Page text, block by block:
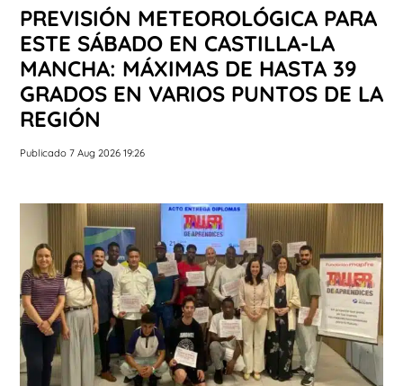
PREVISIÓN METEOROLÓGICA PARA
ESTE SÁBADO EN CASTILLA-LA
MANCHA: MÁXIMAS DE HASTA 39
GRADOS EN VARIOS PUNTOS DE LA
REGIÓN
Publicado 7 Aug 2026 19:26